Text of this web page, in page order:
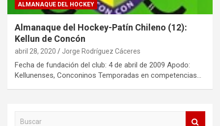
ALMANAQUE DEL HOCKEY
Almanaque del Hockey-Patín Chileno (12):
Kellun de Concón
abril 28, 2020 Jorge Rodríguez Cáceres
Fecha de fundación del club: 4 de abril de 2009 Apodo:
Kellunenses, Conconinos Temporadas en competencias…